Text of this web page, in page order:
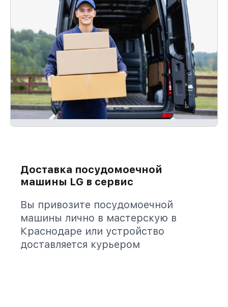
Доставка посудомоечной
машины LG в сервис
Вы привозите посудомоечной
машины лично в мастерскую в
Краснодаре или устройство
доставляется курьером